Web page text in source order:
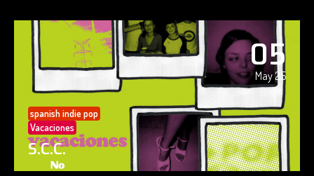
05
May 25
spanish indie pop
Vacaciones
S.C.C.